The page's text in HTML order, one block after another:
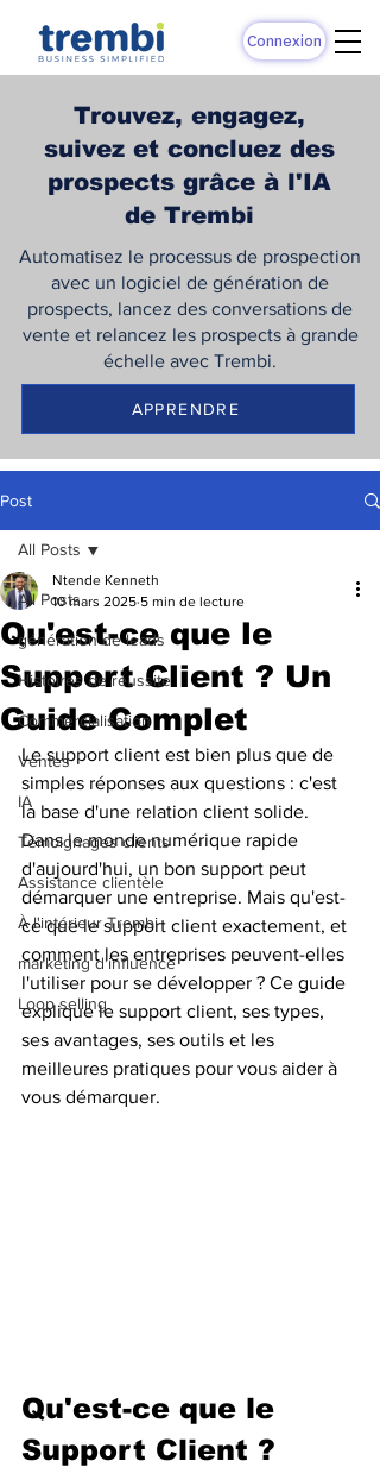
Connexion
Trouvez, engagez,
suivez et concluez des
prospects grâce à l'IA
de Trembi
Automatisez le processus de prospection
avec un logiciel de génération de
prospects, lancez des conversations de
vente et relancez les prospects à grande
échelle avec Trembi.
APPRENDRE
Post
All Posts
génération de leads
Histoires de réussite
Commercialisation
Ventes
IA
Témoignages clients
Assistance clientèle
À l'intérieur Trembi
marketing d'influence
Loop selling
All Posts
Qu'est-ce que le
Support Client ? Un
Guide Complet
Ntende Kenneth
10 mars 2025 5 min de lecture
Le support client est bien plus que de
simples réponses aux questions : c'est
la base d'une relation client solide.
Dans le monde numérique rapide
d'aujourd'hui, un bon support peut
démarquer une entreprise. Mais qu'est-
ce que le support client exactement, et
comment les entreprises peuvent-elles
l'utiliser pour se développer ? Ce guide
explique le support client, ses types,
ses avantages, ses outils et les
meilleures pratiques pour vous aider à
vous démarquer.
Qu'est-ce que le
Support Client ?